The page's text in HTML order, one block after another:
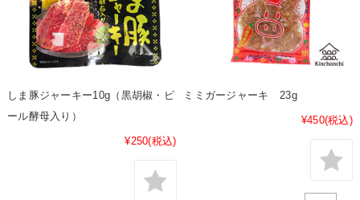
しま豚ジャーキー10g（黒胡椒・ビ
ール酵母入り）
¥250(税込)
ミミガージャーキ 23g
¥450(税込)